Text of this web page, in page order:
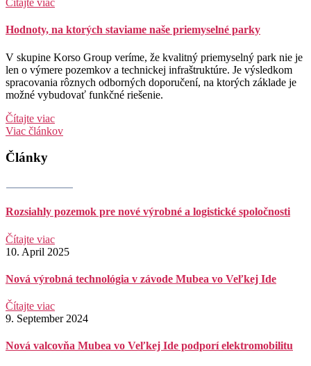
Čítajte viac
Hodnoty, na ktorých staviame naše priemyselné parky
V skupine Korso Group veríme, že kvalitný priemyselný park nie je
len o výmere pozemkov a technickej infraštruktúre. Je výsledkom
spracovania rôznych odborných doporučení, na ktorých základe je
možné vybudovať funkčné riešenie.
Čítajte viac
Viac článkov
Články
Rozsiahly pozemok pre nové výrobné a logistické spoločnosti
Čítajte viac
10. April 2025
Nová výrobná technológia v závode Mubea vo Veľkej Ide
Čítajte viac
9. September 2024
Nová valcovňa Mubea vo Veľkej Ide podporí elektromobilitu